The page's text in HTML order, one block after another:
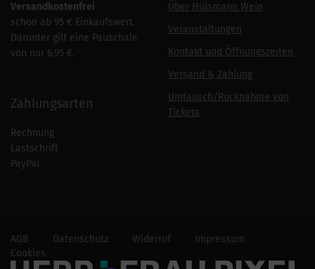
Versandkostenfrei
schon ab 95 € Einkaufswert.
Darunter gilt eine Pauschale
von nur 6,95 €.
Zahlungsarten
Rechnung
Lastschrift
PayPal
Über Hülsmann Wein
Veranstaltungen
Kontakt und Öffnungszeiten
Versand & Zahlung
Umtausch/Rücknahme von
Tickets
AGB Datenschutz Widerruf
Impressum
Cookies